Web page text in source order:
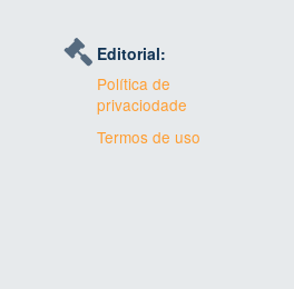
Editorial:
Política de
privaciodade
Termos de uso